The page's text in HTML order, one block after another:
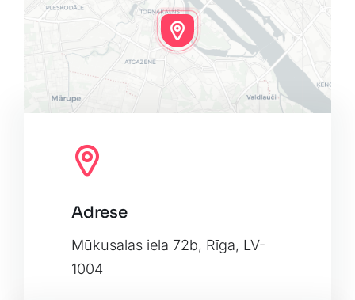
OpenStreetMap, under ODbL.
Adrese
Mūkusalas iela 72b, Rīga, LV-
1004